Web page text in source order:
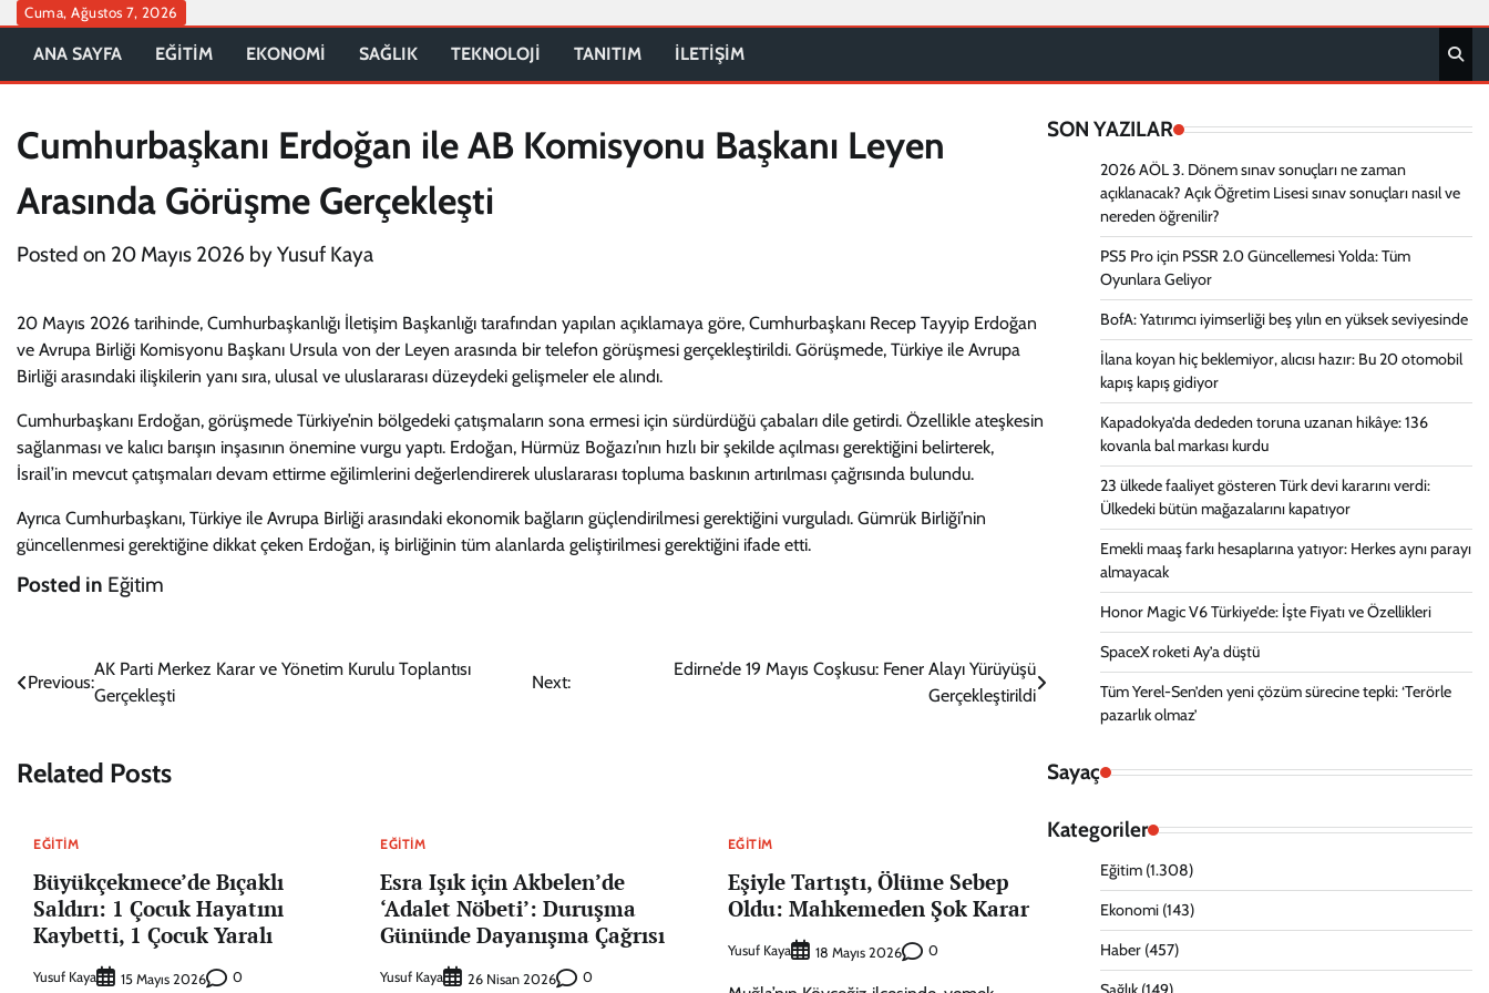
Skip
content
Cuma, Ağustos 7, 2026
ANA SAYFA EĞİTİM EKONOMİ SAĞLIK TEKNOLOJİ TANITIM İLETİŞİM
Cumhurbaşkanı Erdoğan ile AB Komisyonu Başkanı Leyen
Arasında Görüşme Gerçekleşti
Posted on 20 Mayıs 2026 byYusuf Kaya
20 Mayıs 2026 tarihinde, Cumhurbaşkanlığı İletişim Başkanlığı tarafından yapılan açıklamaya göre, Cumhurbaşkanı Recep Tayyip Erdoğan
ve Avrupa Birliği Komisyonu Başkanı Ursula von der Leyen arasında bir telefon görüşmesi gerçekleştirildi. Görüşmede, Türkiye ile Avrupa
Birliği arasındaki ilişkilerin yanı sıra, ulusal ve uluslararası düzeydeki gelişmeler ele alındı.
Cumhurbaşkanı Erdoğan, görüşmede Türkiye’nin bölgedeki çatışmaların sona ermesi için sürdürdüğü çabaları dile getirdi. Özellikle ateşkesin
sağlanması ve kalıcı barışın inşasının önemine vurgu yaptı. Erdoğan, Hürmüz Boğazı’nın hızlı bir şekilde açılması gerektiğini belirterek,
İsrail’in mevcut çatışmaları devam ettirme eğilimlerini değerlendirerek uluslararası topluma baskının artırılması çağrısında bulundu.
Ayrıca Cumhurbaşkanı, Türkiye ile Avrupa Birliği arasındaki ekonomik bağların güçlendirilmesi gerektiğini vurguladı. Gümrük Birliği’nin
güncellenmesi gerektiğine dikkat çeken Erdoğan, iş birliğinin tüm alanlarda geliştirilmesi gerektiğini ifade etti.
Posted in Eğitim
Yazı
gezinmesi
Previous:
AK Parti Merkez Karar ve Yönetim Kurulu Toplantısı
Gerçekleşti
Next:
Edirne’de 19 Mayıs Coşkusu: Fener Alayı Yürüyüşü
Gerçekleştirildi
Related Posts
EĞITIM
Büyükçekmece’de Bıçaklı
Saldırı: 1 Çocuk Hayatını
Kaybetti, 1 Çocuk Yaralı
Yusuf Kaya 15 Mayıs 2026 0
EĞITIM
Esra Işık için Akbelen’de
‘Adalet Nöbeti’: Duruşma
Gününde Dayanışma Çağrısı
Yusuf Kaya 26 Nisan 2026 0
EĞITIM
Eşiyle Tartıştı, Ölüme Sebep
Oldu: Mahkemeden Şok Karar
Yusuf Kaya 18 Mayıs 2026 0
SON YAZILAR
2026 AÖL 3. Dönem sınav sonuçları ne zaman
açıklanacak? Açık Öğretim Lisesi sınav sonuçları nasıl ve
nereden öğrenilir?
PS5 Pro için PSSR 2.0 Güncellemesi Yolda: Tüm
Oyunlara Geliyor
BofA: Yatırımcı iyimserliği beş yılın en yüksek seviyesinde
İlana koyan hiç beklemiyor, alıcısı hazır: Bu 20 otomobil
kapış kapış gidiyor
Kapadokya’da dededen toruna uzanan hikâye: 136
kovanla bal markası kurdu
23 ülkede faaliyet gösteren Türk devi kararını verdi:
Ülkedeki bütün mağazalarını kapatıyor
Emekli maaş farkı hesaplarına yatıyor: Herkes aynı parayı
almayacak
Honor Magic V6 Türkiye’de: İşte Fiyatı ve Özellikleri
SpaceX roketi Ay’a düştü
Tüm Yerel-Sen’den yeni çözüm sürecine tepki: ‘Terörle
pazarlık olmaz’
Sayaç
Kategoriler
Eğitim(1.308)
Ekonomi(143)
Haber(457)